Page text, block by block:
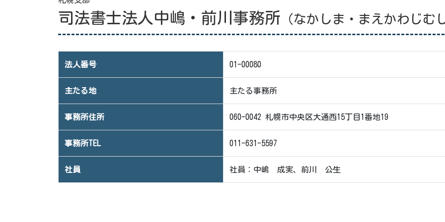
司法書士法人中嶋・前川事務所 （なかしま・まえかわじむ
法人番号 01-00080
主たる地 主たる事務所
事務所住所 060-0042 札幌市中央区大通西15丁目1番地19
事務所TEL 011-631-5597
社員 社員：中嶋 成実、前川 公生